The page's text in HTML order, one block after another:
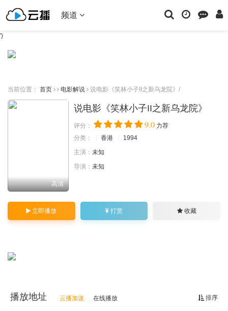
')
频道
当前位置： 首页 电影解说 说电影《笑林小子II之新乌龙院》/
高清
说电影《笑林小子II之新乌龙院》
评分： 9.0 力荐
分类：
香港
1994
主演： 未知
导演： 未知
立即播放 打赏 收藏
排序
播放地址 云播加速 在线播放